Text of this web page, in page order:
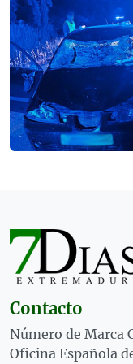
Contacto
Número de Marca
Oficina Española